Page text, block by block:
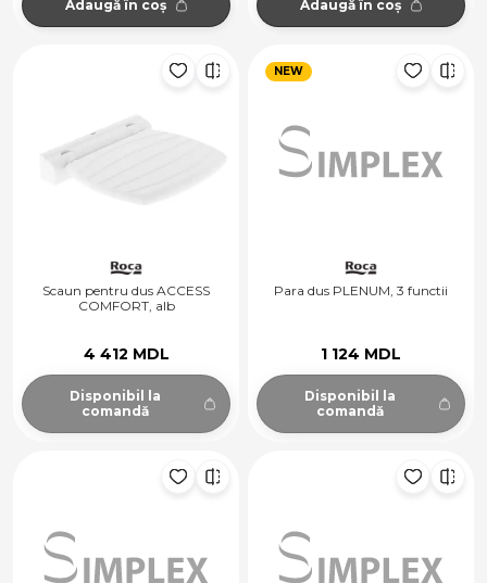
Adaugă în coș Adaugă în coș
Scaun pentru dus ACCESS
COMFORT, alb
4 412 MDL
Disponibil la
comandă
NEW
Para dus PLENUM, 3 functii
1 124 MDL
Disponibil la
comandă